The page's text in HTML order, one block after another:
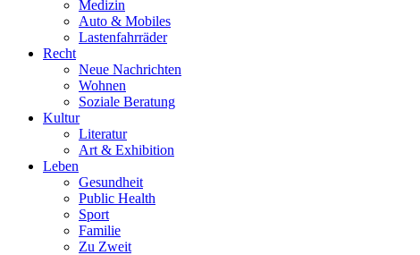
Medizin
Auto & Mobiles
Lastenfahrräder
Recht
Neue Nachrichten
Wohnen
Soziale Beratung
Kultur
Literatur
Art & Exhibition
Leben
Gesundheit
Public Health
Sport
Familie
Zu Zweit